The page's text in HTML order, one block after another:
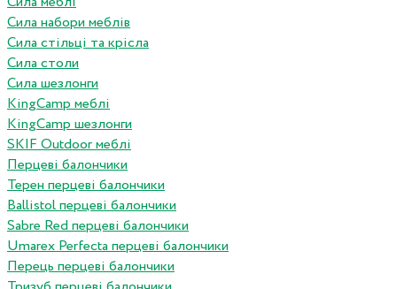
Сила набори меблів
Сила стільці та крісла
Сила столи
Сила шезлонги
KingCamp меблі
KingCamp шезлонги
SKIF Outdoor меблі
Перцеві балончики
Терен перцеві балончики
Ballistol перцеві балончики
Sabre Red перцеві балончики
Umarex Perfecta перцеві балончики
Перець перцеві балончики